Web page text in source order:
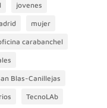
jovenes
mujer
carabanchel
Blas-Canillejas
TecnoLAb